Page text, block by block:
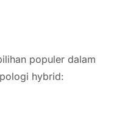
populer dalam
hybrid: